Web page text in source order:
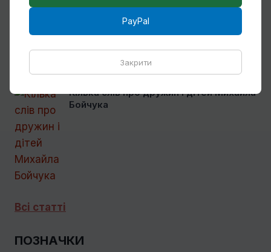
Кілька слів про дружин і дітей Михайла
Бойчука
Всі статті
ПОЗНАЧКИ
PayPal
Закрити